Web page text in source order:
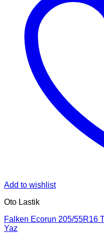
Add to wishlist
Oto Lastik
Falken Ecorun 205/55R16
Yaz